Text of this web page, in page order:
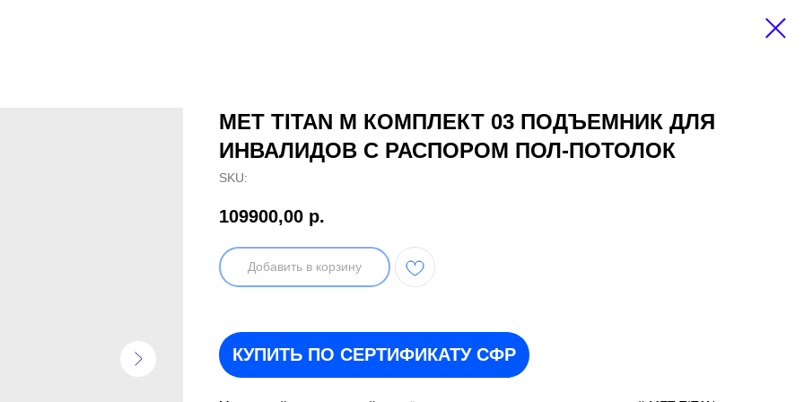
MET TITAN M КОМПЛЕКТ 03 ПОДЪЕМНИК ДЛЯ
ИНВАЛИДОВ С РАСПОРОМ ПОЛ-ПОТОЛОК
SKU:
109900,00 р.
Добавить в корзину
КУПИТЬ ПО СЕРТИФИКАТУ СФР